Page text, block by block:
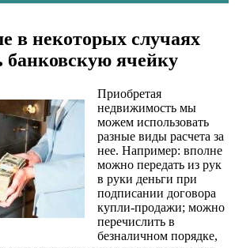
в некоторых случаях
банковскую ячейку
Приобретая
недвижимость мы
можем использовать
разные виды расчета за
нее. Например: вполне
можно передать из рук
в руки деньги при
подписании договора
купли-продажи; можно
перечислить в
безналичном порядке,